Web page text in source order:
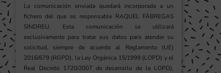
La comunicación enviada quedará incorporada a un
fichero del que es responsable RAQUEL FÀBREGAS
SINDREU. Esta comunicación se utilizará
exclusivamente para tratar sus datos para atender su
solicitud, siempre de acuerdo al Reglamento (UE)
2016/679 (RGPD), la Ley Orgánica 15/1999 (LOPD) y el
Real Decreto 1720/2007 de desarrollo de la LOPD),